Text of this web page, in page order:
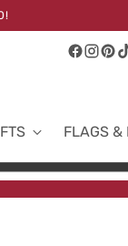
FLAGS &